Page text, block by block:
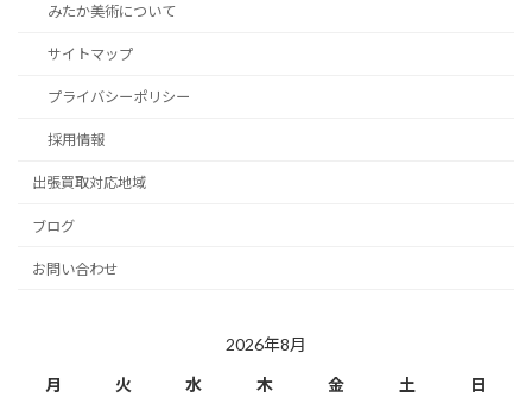
みたか美術について
サイトマップ
プライバシーポリシー
採用情報
出張買取対応地域
ブログ
お問い合わせ
2026年8月
月
火 水 木 金 土
日